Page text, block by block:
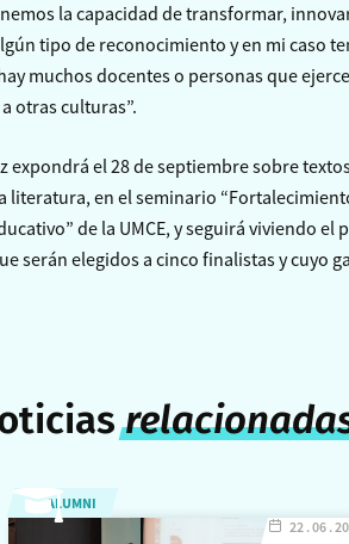
la capacidad de transformar,
tipo de reconocimiento y en mi caso
muchos docentes o personas que
otras culturas”.
expondrá el 28 de septiembre sobre
literatura, en el seminario
de la UMCE, y seguirá viviendo el
serán elegidos a cinco finalistas y cuyo
ALUMNI
22 . 06 .